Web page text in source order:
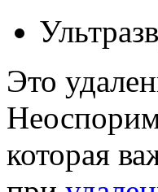
Это
которая